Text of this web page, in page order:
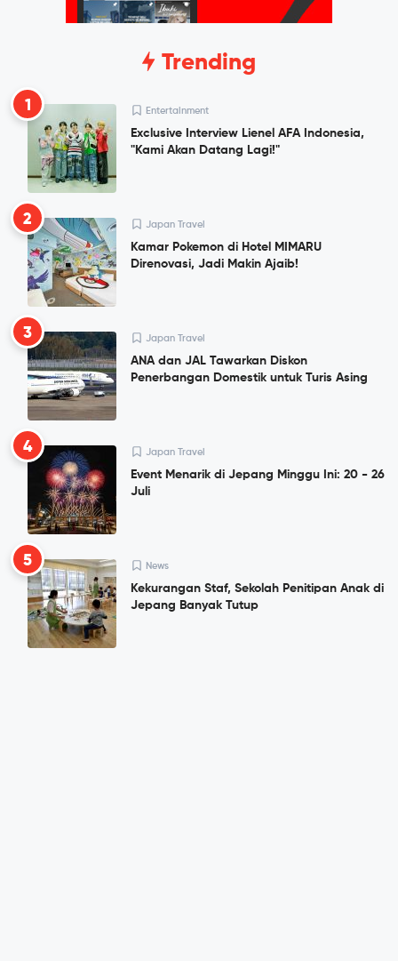
Trending
1 Entertainment
Exclusive Interview Lienel AFA Indonesia,
"Kami Akan Datang Lagi!"
2 Japan Travel
Kamar Pokemon di Hotel MIMARU
Direnovasi, Jadi Makin Ajaib!
3 Japan Travel
ANA dan JAL Tawarkan Diskon
Penerbangan Domestik untuk Turis Asing
4 Japan Travel
Event Menarik di Jepang Minggu Ini: 20 - 26
Juli
5 News
Kekurangan Staf, Sekolah Penitipan Anak di
Jepang Banyak Tutup